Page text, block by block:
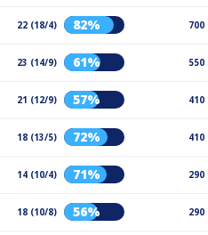
22 (18/4) 82% 700
23 (14/9) 61% 550
21 (12/9) 57% 410
18 (13/5) 72% 410
14 (10/4) 71% 290
18 (10/8) 56% 290